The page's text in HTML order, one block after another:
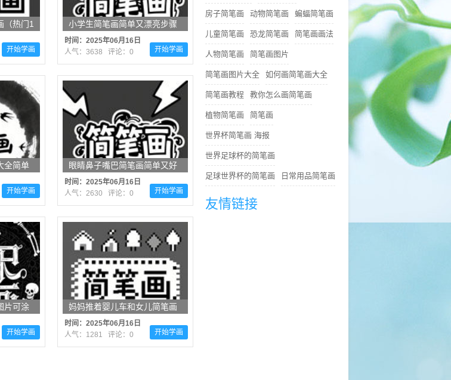
（热门1
开始学画
小学生简笔画简单又漂亮步骤
图文（精选11张）
时间：2025年06月16日
人气：3638 评论：0
开始学画
全简单
开始学画
眼睛鼻子嘴巴简笔画简单又好
看（高清19张）
时间：2025年06月16日
人气：2630 评论：0
开始学画
片可涂
开始学画
妈妈推着婴儿车和女儿简笔画
怎么画（漂亮19张）
时间：2025年06月16日
人气：1281 评论：0
开始学画
房子简笔画 动物简笔画 蝙蝠简笔画
儿童简笔画 恐龙简笔画 简笔画画法
人物简笔画 简笔画图片
简笔画图片大全 如何画简笔画大全
简笔画教程 教你怎么画简笔画
植物简笔画 简笔画
世界杯简笔画 海报
世界足球杯的简笔画
足球世界杯的简笔画 日常用品简笔画
友情链接